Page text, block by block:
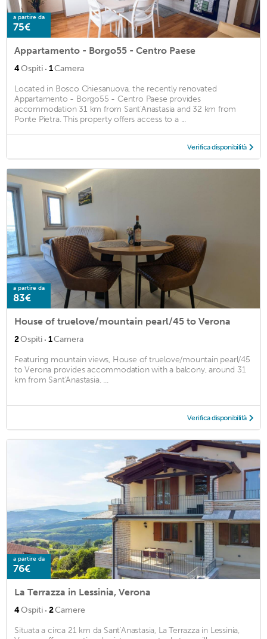
a partire da
75€
Appartamento - Borgo55 - Centro Paese
4Ospiti · 1Camera
Located in Bosco Chiesanuova, the recently renovated
Appartamento - Borgo55 - Centro Paese provides
accommodation 31 km from Sant'Anastasia and 32 km from
Ponte Pietra. This property offers access to a ...
Verifica disponibilità
a partire da
83€
House of truelove/mountain pearl/45 to Verona
2Ospiti · 1Camera
Featuring mountain views, House of truelove/mountain pearl/45
to Verona provides accommodation with a balcony, around 31
km from Sant'Anastasia. ...
Verifica disponibilità
a partire da
76€
La Terrazza in Lessinia, Verona
4Ospiti · 2Camere
Situata a circa 21 km da Sant'Anastasia, La Terrazza in Lessinia,